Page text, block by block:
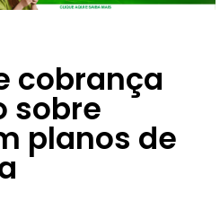
cobrança
sobre
planos de